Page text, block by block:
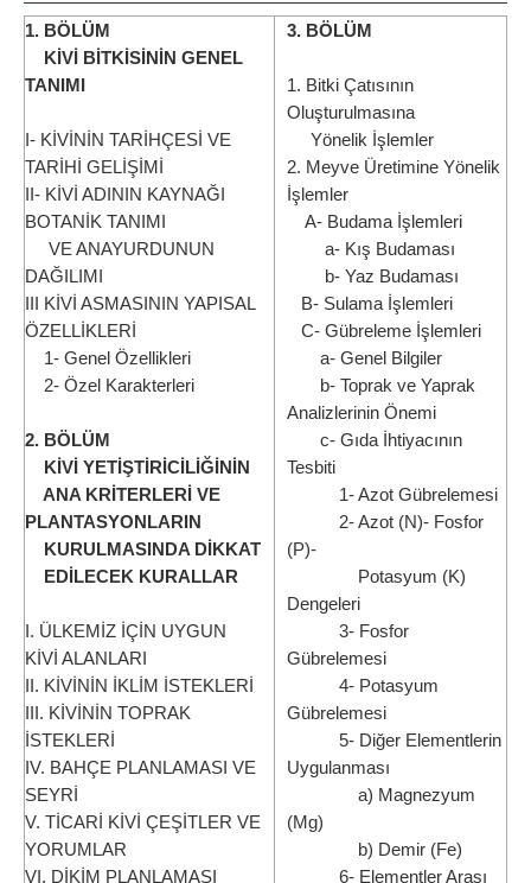
1. BÖLÜM
KİVİ BİTKİSİNİN GENEL
TANIMI
I- KİVİNİN TARİHÇESİ VE
TARİHİ GELİŞİMİ
II- KİVİ ADININ KAYNAĞI
BOTANİK TANIMI
VE ANAYURDUNUN
DAĞILIMI
III KİVİ ASMASININ YAPISAL
ÖZELLİKLERİ
1- Genel Özellikleri
2- Özel Karakterleri
2. BÖLÜM
KİVİ YETİŞTİRİCİLİĞİNİN
ANA KRİTERLERİ VE
PLANTASYONLARIN
KURULMASINDA DİKKAT
EDİLECEK KURALLAR
I. ÜLKEMİZ İÇİN UYGUN
KİVİ ALANLARI
II. KİVİNİN İKLİM İSTEKLERİ
III. KİVİNİN TOPRAK
İSTEKLERİ
IV. BAHÇE PLANLAMASI VE
SEYRİ
V. TİCARİ KİVİ ÇEŞİTLER VE
YORUMLAR
VI. DİKİM PLANLAMASI
3. BÖLÜM
1. Bitki Çatısının
Oluşturulmasına
Yönelik İşlemler
2. Meyve Üretimine Yönelik
İşlemler
A- Budama İşlemleri
a- Kış Budaması
b- Yaz Budaması
B- Sulama İşlemleri
C- Gübreleme İşlemleri
a- Genel Bilgiler
b- Toprak ve Yaprak
Analizlerinin Önemi
c- Gıda İhtiyacının
Tesbiti
1- Azot Gübrelemesi
2- Azot (N)- Fosfor
(P)-
Potasyum (K)
Dengeleri
3- Fosfor
Gübrelemesi
4- Potasyum
Gübrelemesi
5- Diğer Elementlerin
Uygulanması
a) Magnezyum
(Mg)
b) Demir (Fe)
6- Elementler Arası